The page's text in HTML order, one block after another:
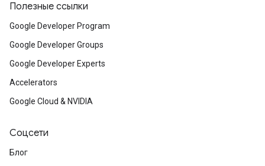
Полезные ссылки
Google Developer Program
Google Developer Groups
Google Developer Experts
Accelerators
Google Cloud & NVIDIA
Соцсети
Блог